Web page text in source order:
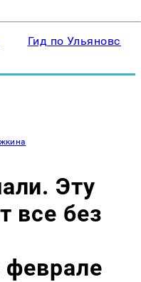
Гид по Ульяновску
Эту
все без